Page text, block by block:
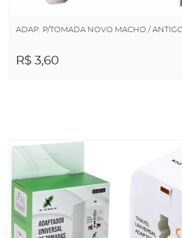
ADAP. P/TOMADA NOVO MACHO /
R$ 3,60